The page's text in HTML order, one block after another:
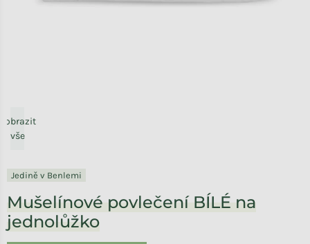
vše
Jedině v Benlemi
Mušelínové povlečení BÍLÉ na
jednolůžko